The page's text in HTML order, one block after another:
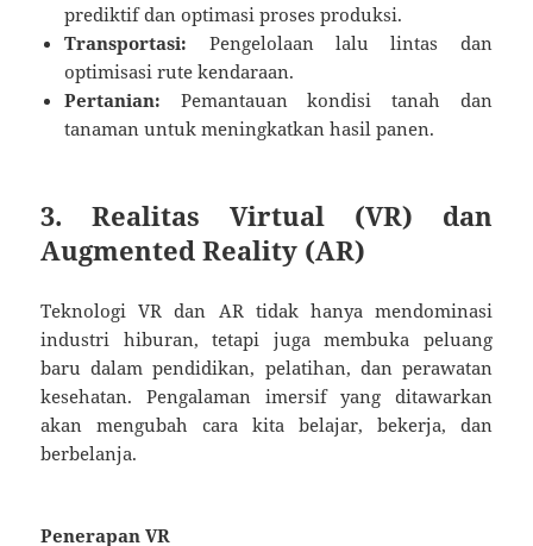
prediktif dan optimasi proses produksi.
Transportasi: Pengelolaan lalu lintas dan
optimisasi rute kendaraan.
Pertanian: Pemantauan kondisi tanah dan
tanaman untuk meningkatkan hasil panen.
3. Realitas Virtual (VR) dan
Augmented Reality (AR)
Teknologi VR dan AR tidak hanya mendominasi
industri hiburan, tetapi juga membuka peluang
baru dalam pendidikan, pelatihan, dan perawatan
kesehatan. Pengalaman imersif yang ditawarkan
akan mengubah cara kita belajar, bekerja, dan
berbelanja.
Penerapan VR